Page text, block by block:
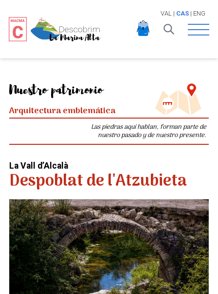
VAL | CAS| ENG
Open
Nuestro patrimonio
Arquitectura emblemática
Las piedras aquí hablan, forman parte de
nuestro pasado y de nuestro presente.
La Vall d’Alcalà
Despoblat de l'Atzubieta